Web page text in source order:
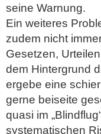
seine Warnung.
Ein weiteres
zudem nicht
Gesetzen,
dem Hintergrund
ergebe eine
gerne beiseite
quasi im
systematischen